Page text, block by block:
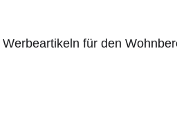
für den